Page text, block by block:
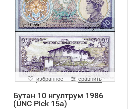
избранное сравнить
Бутан 10 нгултрум 1986
(UNC Pick 15a)